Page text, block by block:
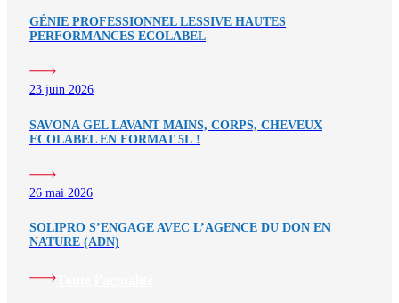
GÉNIE PROFESSIONNEL LESSIVE HAUTES
PERFORMANCES ECOLABEL
23 juin 2026
SAVONA GEL LAVANT MAINS, CORPS, CHEVEUX
ECOLABEL EN FORMAT 5L !
26 mai 2026
SOLIPRO S’ENGAGE AVEC L’AGENCE DU DON EN
NATURE (ADN)